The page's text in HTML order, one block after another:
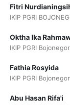
Fitri
IKIP PGRI
Oktha Ika
IKIP PGRI
Fathia Rosyida
IKIP PGRI
Abu Hasan Rifa'i